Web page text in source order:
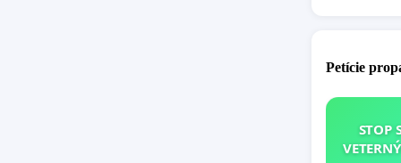
Petície
STOP